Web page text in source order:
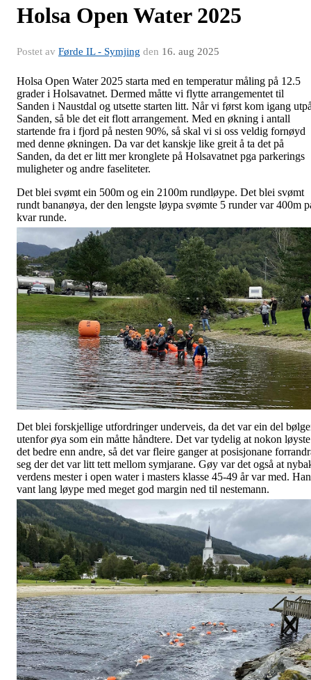
Holsa Open Water 2025
Postet av Førde IL - Symjing den 16. aug 2025
Holsa Open Water 2025 starta med en temperatur måling på 12.5
grader i Holsavatnet. Dermed måtte vi flytte arrangementet til
Sanden i Naustdal og utsette starten litt. Når vi først kom igang
Sanden, så ble det eit flott arrangement. Med en økning i antall
startende fra i fjord på nesten 90%, så skal vi si oss veldig fornøyd
med denne økningen. Da var det kanskje like greit å ta det på
Sanden, da det er litt mer kronglete på Holsavatnet pga parkerings
muligheter og andre faseliteter.
Det blei svømt ein 500m og ein 2100m rundløype. Det blei svømt
rundt bananøya, der den lengste løypa svømte 5 runder var 400m
kvar runde.
Det blei forskjellige utfordringer underveis, da det var ein del
utenfor øya som ein måtte håndtere. Det var tydelig at nokon løyste
det bedre enn andre, så det var fleire ganger at posisjonane
seg der det var litt tett mellom symjarane. Gøy var det også at
verdens mester i open water i masters klasse 45-49 år var med. Han
vant lang løype med meget god margin ned til nestemann.